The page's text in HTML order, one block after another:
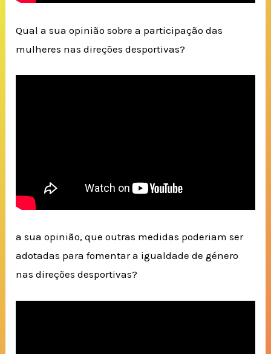
Qual a sua opinião sobre a participação das
mulheres nas direções desportivas?
a sua opinião, que outras medidas poderiam ser
adotadas para fomentar a igualdade de género
nas direções desportivas?